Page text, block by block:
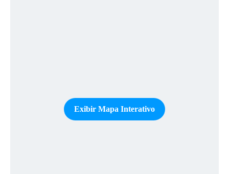
Exibir Mapa Interativo